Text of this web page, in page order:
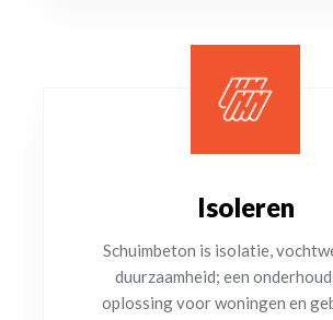
Isoleren
Schuimbeton is isolatie,
duurzaamheid; een
oplossing voor woningen en